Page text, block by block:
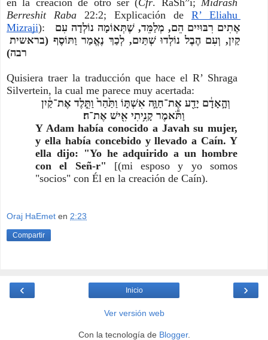
en la creación de otro ser (Cfr. RaSh”i; Midrash
Berreshit Raba 22:2; Explicación de
R’ Eliahu
Mizraji):
רבה)
Quisiera traer la traducción que hace el R’ Shraga
Silvertein, la cual me parece muy acertada:
וַתֹּ֕אמֶר קָנִ֥יתִי אִ֖ישׁ אֶת־ה׃
Y Adam había conocido a Javah su mujer,
y ella había concebido y llevado a Caín. Y
ella dijo: "Yo he adquirido a un hombre
con el Señ-r" [(mi esposo y yo somos
"socios" con Él en la creación de Caín).
Oraj HaEmet en 2:23
Compartir
‹ ›
Inicio
Ver versión web
Con la tecnología de Blogger.